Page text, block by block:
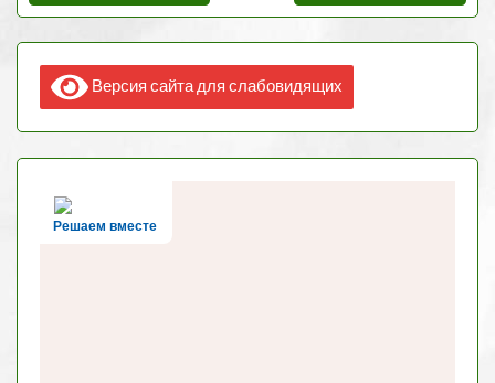
Версия сайта для слабовидящих
Решаем вместе